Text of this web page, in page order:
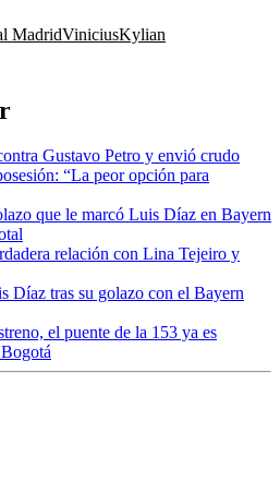
MadridViniciusKylian
Gustavo Petro y envió crudo
“La peor opción para
que le marcó Luis Díaz en Bayern
relación con Lina Tejeiro y
Díaz tras su golazo con el Bayern
el puente de la 153 ya es